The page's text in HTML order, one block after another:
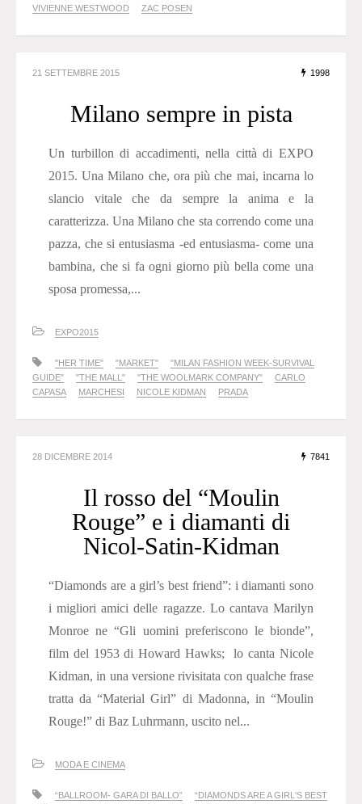
VIVIENNE WESTWOOD
ZAC POSEN
21 SETTEMBRE 2015 1998
Milano sempre in pista
Un turbillon di accadimenti, nella città di EXPO
2015. Una Milano che, ora più che mai, incarna lo
slancio vitale che da sempre la anima e la
caratterizza. Una Milano che sta correndo come una
pazza, che si entusiasma -ed entusiasma- come una
bambina, che si fa ogni giorno più bella come una
sposa promessa,...
EXPO2015
"HER TIME" "MARKET"
"MILAN FASHION WEEK-SURVIVAL
GUIDE"
"THE MALL" "THE WOOLMARK COMPANY"
CARLO
CAPASA
MARCHESI NICOLE KIDMAN PRADA
28 DICEMBRE 2014 7841
Il rosso del “Moulin
Rouge” e i diamanti di
Nicol-Satin-Kidman
“Diamonds are a girl’s best friend”: i diamanti sono
i migliori amici delle ragazze. Lo cantava Marilyn
Monroe ne “Gli uomini preferiscono le bionde”,
film del 1953 di Howard Hawks; lo canta Nicole
Kidman, in una versione rivisitata con qualche frase
tratta da “Material Girl” di Madonna, in “Moulin
Rouge!” di Baz Luhrmann, uscito nel...
MODA E CINEMA
“BALLROOM- GARA DI BALLO”
“DIAMONDS ARE A GIRL'S BEST